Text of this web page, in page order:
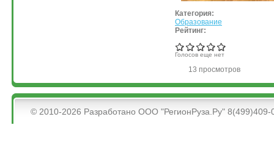
Категория:
Образование
Рейтинг:
Голосов еще нет
13 просмотров
&bsps;
© 2010-2026 Разработано ООО "РегионРуза.Ру" 8(499)409-